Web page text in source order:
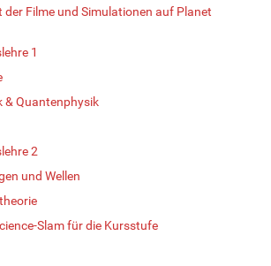
der Filme und Simulationen auf Planet
1
& Quantenphysik
2
und Wellen
Slam für die Kursstufe